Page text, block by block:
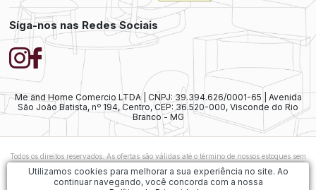
Síga-nos nas Redes Sociais
Me and Home Comercio LTDA | CNPJ: 39.394.626/0001-65 | Avenida
São João Batista, nº 194, Centro, CEP: 36.520-000, Visconde do Rio
Branco - MG
Todos os direitos reservados. As ofertas são válidas até o término de nossos estoques sem
prévio aviso. As vendas ainda estão sujeitas à análise e confirmação de dados.
exista alguma diferença nos preços ofertados, será considerado válido o preço do
Carrinho de Compras. As imagens dos produtos são meramente ilustrativas.
Utilizamos cookies para melhorar a sua experiência no site. Ao
continuar navegando, você concorda com a nossa